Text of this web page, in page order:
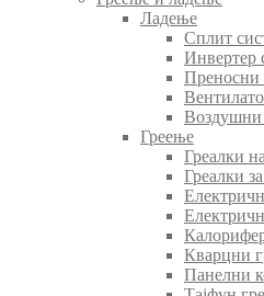
Ладење
Сплит
Инвертер
Преносни
Воздушни
Греење
Греалки
Греалки
Кварцни
Панелни